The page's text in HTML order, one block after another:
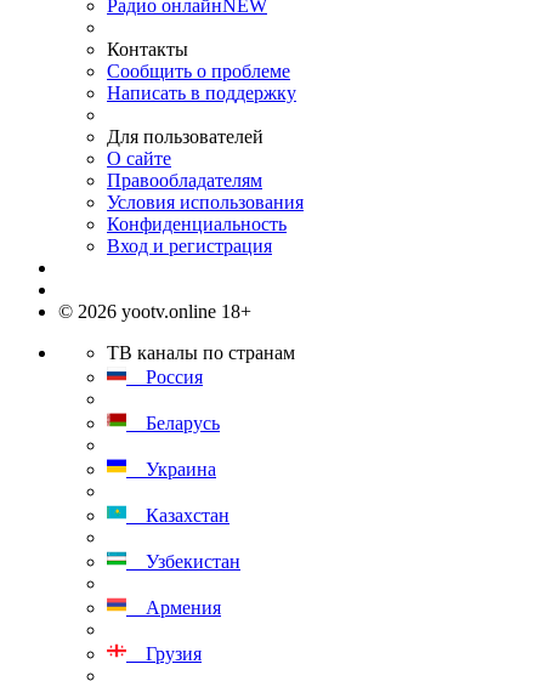
Радио онлайнNEW
Контакты
Сообщить о проблеме
Написать в поддержку
Для пользователей
О сайте
Правообладателям
Условия использования
Конфиденциальность
Вход и регистрация
© 2026 yootv.online 18+
ТВ каналы по странам
Россия
Беларусь
Украина
Казахстан
Узбекистан
Армения
Грузия